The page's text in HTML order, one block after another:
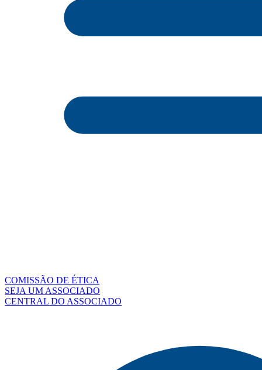
COMISSÃO DE ÉTICA
SEJA UM ASSOCIADO
CENTRAL DO ASSOCIADO